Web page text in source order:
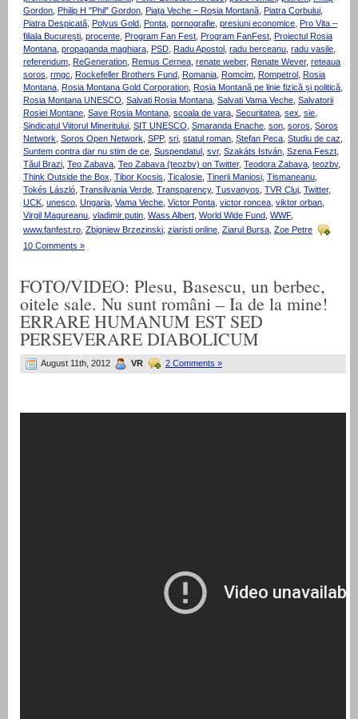
Gordon, Philip H "Phil" Gordon, Piața Veche – Roșia Montană, Piatra Corbului,
Piatra Despicată, Polyus Gold, Ponta, pornografie, presiuni economice, Pro Vita –
filiala București, procente, Program Fan Fest, Program FanFest, Proiectul Rosia
Montana, propaganda maghiara, PSD, Radu Apostol , radu berceanu, radu vasile,
referendum, ReGeneration, Remus Cernea, renate weber, Renate Wever, reteaua
soros, rmgc, Rockefeller Brothers Fund, Romania, Romcim, Rompetrol , Rosia
Montana, Rosia Montana Gold Corporation, Roșia Montană pe linie fizică și politică,
Rosia Montana UNESCO, Salvati Rosia Montana, Salvati Vama Veche, Salvatorii
Rosiei Montane, Save Rosia Montana, scoala de vara, Securitatea, sex, sie,
Sindicatul Viitorul Mineritului, SIT UNESCO, Smaranda Enache, son, soros, Soros
Network, Soros Open Network, SPP, sri, statul roman, Ștefan Peca, Studiu de caz,
Suntem contra dar nu stim de ce, Suspendatul , svr, Szakáts István, Szena Feszt,
Tăul Brazi, Teo Zabava, Teo Zabava (teozbv) on Twitter, Teodora Zabava, teozbv,
Think Outside the Box, Tibor Kocsis, Ticalosie, Tinerii Maniosi, Tismaneanu,
Tokés László, Transilvania Verde, Transparency, Tusvanyos, TVR Cluj, Twitter,
UCK, unesco, Ungaria, Vama Veche, Victor Ponta, victor roncea, viktor orban,
Virgil Magureanu, vladimir putin, Wass Albert, World Wide Fund, WWF,
www.fanfest.ro Zbigniew Brzezinski ziaristi online Ziarul Bursa Zoe Petre
10 Comments »
FOTO/VIDEO: Plesu, Basescu, un berbec,
oitele sale. Nu sunt români – Ia de la mine!
ERRARE HUMANUM EST SED
PERSEVERARE DIABOLICUM
August 11th, 2012 VR 2 Comments »